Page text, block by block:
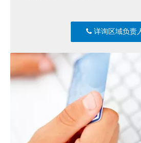
详询区域负责